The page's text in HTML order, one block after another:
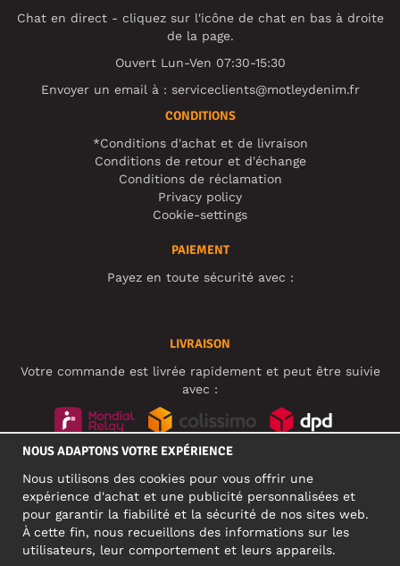
Chat en direct - cliquez sur l'icône de chat en bas à droite
de la page.
Ouvert Lun-Ven 07:30-15:30
Envoyer un email à : serviceclients@motleydenim.fr
CONDITIONS
*Conditions d'achat et de livraison
Conditions de retour et d'échange
Conditions de réclamation
Privacy policy
Cookie-settings
PAIEMENT
Payez en toute sécurité avec :
LIVRAISON
Votre commande est livrée rapidement et peut être suivie
avec :
ADRESSE PROFESSIONNELLE
NOUS ADAPTONS VOTRE EXPÉRIENCE
Nous utilisons des cookies pour vous offrir une
expérience d'achat et une publicité personnalisées et
pour garantir la fiabilité et la sécurité de nos sites web.
À cette fin, nous recueillons des informations sur les
utilisateurs, leur comportement et leurs appareils.